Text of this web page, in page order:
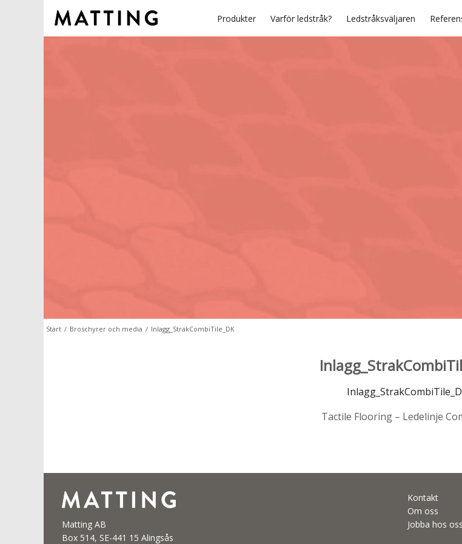
Produkter Varför ledstråk? Ledstråksväljaren
Start / Broschyrer och media / Inlagg_StrakCombiTile_DK
Tactile Flooring – Ledelinje
Matting AB
Box 514, SE-441 15 Alingsås
Kontakt
Om oss
Jobba hos oss